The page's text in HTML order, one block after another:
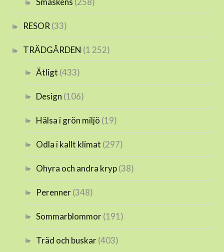
RESOR (33)
TRÄDGÅRDEN (1 252)
Ätligt (433)
Design (106)
Hälsa i grön miljö (19)
Odla i kallt klimat (297)
Ohyra och andra kryp(38)
Perenner(348)
Sommarblommor(191)
Träd och buskar(403)